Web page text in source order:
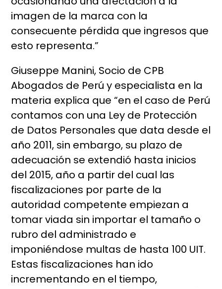
imagen de la marca con la
consecuente pérdida que ingresos que
esto representa.”
Giuseppe Manini, Socio de CPB
Abogados de Perú y especialista en la
materia explica que “en el caso de Perú
contamos con una Ley de Protección
de Datos Personales que data desde el
año 2011, sin embargo, su plazo de
adecuación se extendió hasta inicios
del 2015, año a partir del cual las
fiscalizaciones por parte de la
autoridad competente empiezan a
tomar viada sin importar el tamaño o
rubro del administrado e
imponiéndose multas de hasta 100 UIT.
Estas fiscalizaciones han ido
incrementando en el tiempo,